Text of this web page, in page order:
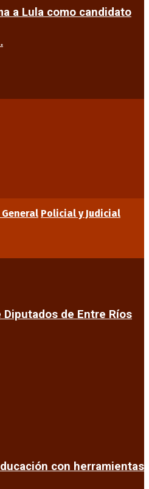
a Lula como candidato
Policial y Judicial
Diputados de Entre Ríos
con herramientas